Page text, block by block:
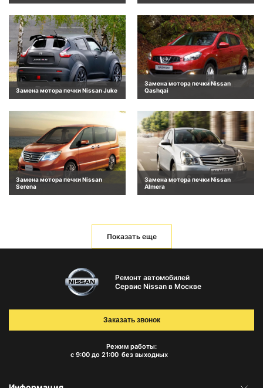
Замена мотора печки Nissan Juke
Замена мотора печки Nissan
Qashqai
Замена мотора печки Nissan
Serena
Замена мотора печки Nissan
Almera
Показать еще
Ремонт автомобилей
Сервис Nissan в Москве
Режим работы:
с 9:00 до 21:00 без выходных
Заказать звонок